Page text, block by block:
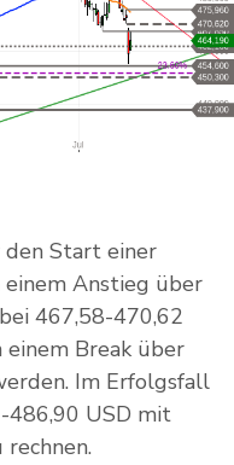
Start einer
Anstieg über
467,58-470,62
einem Break über
Im Erfolgsfall
486,90 USD mit